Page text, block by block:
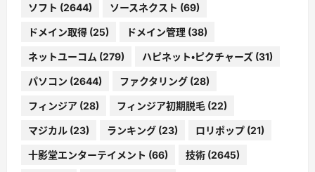
ソフト (2644) ソースネクスト (69)
ドメイン取得 (25) ドメイン管理 (38)
ネットユーコム (279) ハピネット・ピクチャーズ (31)
パソコン (2644) ファクタリング (28)
フィンジア (28) フィンジア初期脱毛 (22)
マジカル (23) ランキング (23) ロリポップ (21)
十影堂エンターテイメント (66) 技術 (2645)